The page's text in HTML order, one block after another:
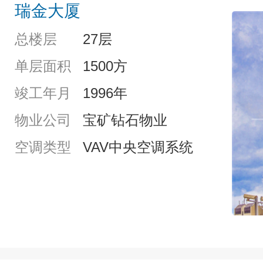
瑞金大厦
总楼层
27层
单层面积
1500方
竣工年月
1996年
物业公司
宝矿钻石物业
空调类型
VAV中央空调系统